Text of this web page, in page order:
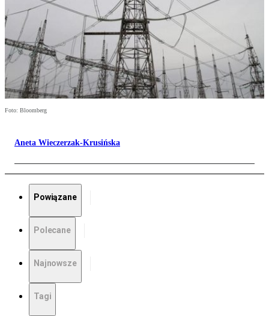
Foto: Bloomberg
Aneta Wieczerzak-Krusińska
Powiązane
Polecane
Najnowsze
Tagi